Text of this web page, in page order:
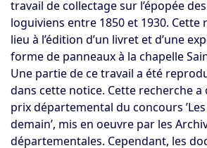
travail de collectage sur l’épopée
loguiviens entre 1850 et 1930. Cette
lieu à l’édition d’un livret et d’une
forme de panneaux à la chapelle
Une partie de ce travail a été
dans cette notice. Cette recherche a
prix départemental du concours
demain’, mis en oeuvre par les
départementales. Cependant, les